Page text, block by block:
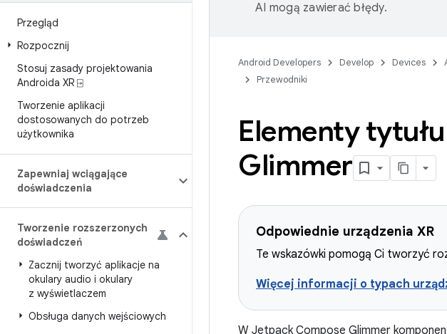
Przegląd
Rozpocznij
Stosuj zasady projektowania
Androida XR ⍈
Tworzenie aplikacji
dostosowanych do potrzeb
użytkownika
Zapewniaj wciągające
doświadczenia
Tworzenie rozszerzonych
doświadczeń
Zacznij tworzyć aplikacje na
okulary audio i okulary
z wyświetlaczem
Obsługa danych wejściowych
AI mogą zawierać błędy.
Android Developers Develop Devices
Przewodniki
Elementy
Glimmer
Odpowiednie urządzenia XR
Te wskazówki pomogą Ci tworzyć
Więcej informacji o typach
W Jetpack Compose Glimmer